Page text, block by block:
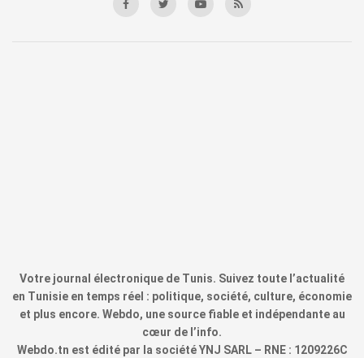
Votre journal électronique de Tunis. Suivez toute l’actualité
en Tunisie en temps réel : politique, société, culture, économie
et plus encore. Webdo, une source fiable et indépendante au
cœur de l’info.
Webdo.tn est édité par la société YNJ SARL – RNE : 1209226C